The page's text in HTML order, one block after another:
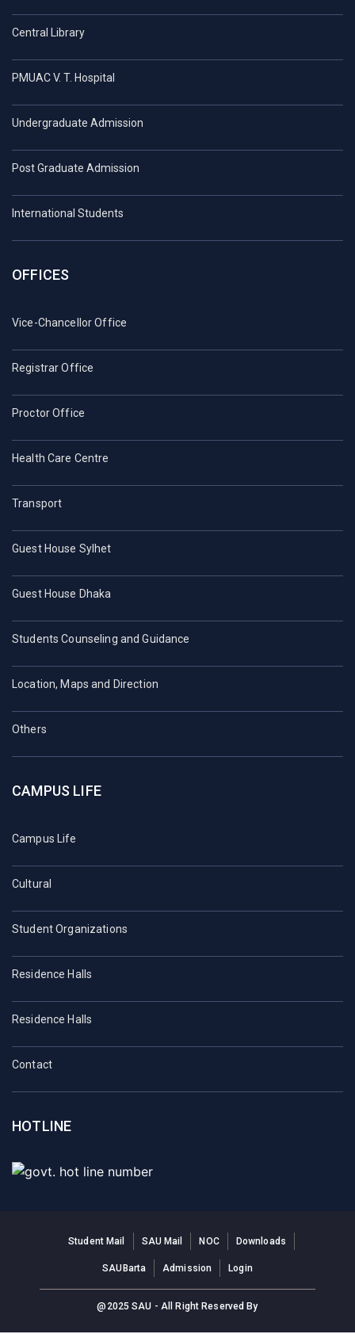
Central Library
PMUAC V. T. Hospital
Undergraduate Admission
Post Graduate Admission
International Students
OFFICES
Vice-Chancellor Office
Registrar Office
Proctor Office
Health Care Centre
Transport
Guest House Sylhet
Guest House Dhaka
Students Counseling and Guidance
Location, Maps and Direction
Others
CAMPUS LIFE
Campus Life
Cultural
Student Organizations
Residence Halls
Residence Halls
Contact
HOTLINE
Student Mail SAU Mail NOC Downloads
SAUBarta Admission Login
@2025 SAU - All Right Reserved By